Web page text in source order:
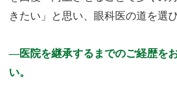
きたい」と思い、眼科医の道を選
医院を継承するまでのご経歴を
い。